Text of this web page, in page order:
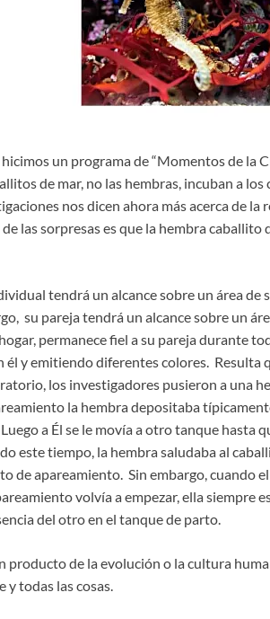
un programa de “Momentos de la
de mar, no las hembras, incuban a
nos dicen ahora más acerca de la
las sorpresas es que la hembra
tendrá un alcance sobre un área
su pareja tendrá un alcance sobre un
permanece fiel a su pareja durante
él y emitiendo diferentes colores. Resulta
los investigadores pusieron a una
la hembra depositaba
a Él se le movía a otro tanque hasta
este tiempo, la hembra saludaba al
de apareamiento. Sin embargo, cuando
volvía a empezar, ella siempre
del otro en el tanque de parto.
producto de la evolución o la cultura
y todas las cosas.